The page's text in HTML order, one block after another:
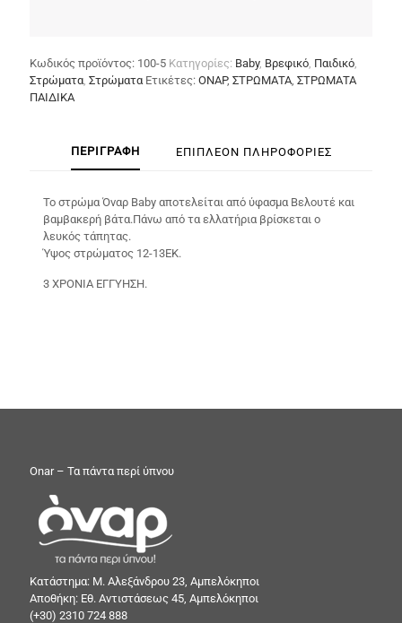
Κωδικός προϊόντος: 100-5 Κατηγορίες: Baby, Βρεφικό, Παιδικό,
Στρώματα, Στρώματα Ετικέτες: ΟΝΑΡ, ΣΤΡΩΜΑΤΑ, ΣΤΡΩΜΑΤΑ
ΠΑΙΔΙΚΑ
ΠΕΡΙΓΡΑΦΉ ΕΠΙΠΛΈΟΝ ΠΛΗΡΟΦΟΡΊΕΣ
Το στρώμα Όναρ Βaby αποτελείται από ύφασμα Βελουτέ και
βαμβακερή βάτα.Πάνω από τα ελλατήρια βρίσκεται ο
λευκός τάπητας.
Ύψος στρώματος 12-13EK.
3 ΧΡΟΝΙΑ ΕΓΓΥΗΣΗ.
Onar – Τα πάντα περί ύπνου
Κατάστημα: Μ. Αλεξάνδρου 23, Αμπελόκηποι
Αποθήκη: Εθ. Αντιστάσεως 45, Αμπελόκηποι
(+30) 2310 724 888